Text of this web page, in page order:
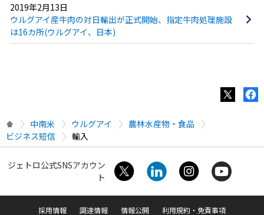
2019年2月13日
ウルグアイ産牛肉の対日輸出が正式開始、指定牛肉処理施設
は16カ所(ウルグアイ、日本)
中南米 ウルグアイ
農林水産物・食品
ビジネス短信
輸入
ジェトロ公式SNSアカウン
ト
採用情報 調達情報 情報公開 利用規約・免責事項